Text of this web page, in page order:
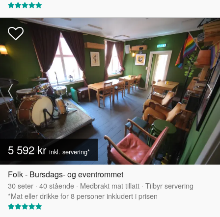
5 592 kr inkl. servering*
Folk - Bursdags- og eventrommet
30seter · 40stående · Medbrakt mat tillatt · Tilbyr servering
*Mat eller drikke for 8 personer inkludert i prisen